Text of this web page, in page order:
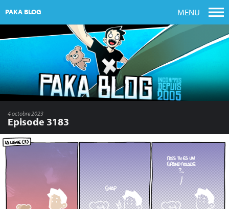
PAKA BLOG MENU
4 octobre 2023
Episode 3183